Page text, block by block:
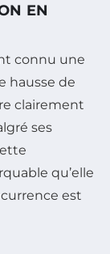
EN
connu une
hausse de
clairement
ses
qu’elle
est